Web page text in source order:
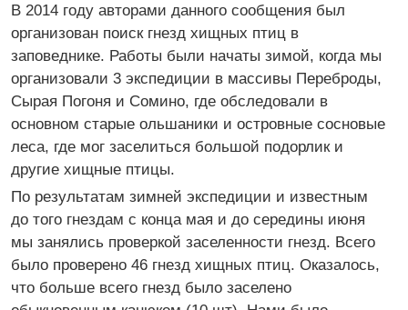
В 2014 году авторами данного сообщения был
организован поиск гнезд хищных птиц в
заповеднике. Работы были начаты зимой, когда мы
организовали 3 экспедиции в массивы Переброды,
Сырая Погоня и Сомино, где обследовали в
основном старые ольшаники и островные сосновые
леса, где мог заселиться большой подорлик и
другие хищные птицы.
По результатам зимней экспедиции и известным
до того гнездам с конца мая и до середины июня
мы занялись проверкой заселенности гнезд. Всего
было проверено 46 гнезд хищных птиц. Оказалось,
что больше всего гнезд было заселено